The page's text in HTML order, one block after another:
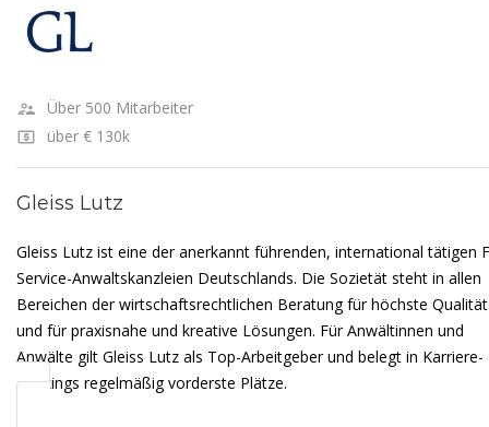
Über 500 Mitarbeiter
über € 130k
Gleiss Lutz
Gleiss Lutz ist eine der anerkannt führenden, international tätigen
Service-Anwaltskanzleien Deutschlands. Die Sozietät steht in allen
Bereichen der wirtschaftsrechtlichen Beratung für höchste Qualität
und für praxisnahe und kreative Lösungen. Für Anwältinnen und
Anwälte gilt Gleiss Lutz als Top-Arbeitgeber und belegt in Karriere-
Rankings regelmäßig vorderste Plätze.